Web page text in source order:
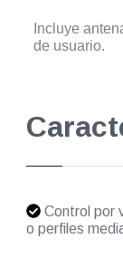
Incluye
de usuario.
Control por
o perfiles